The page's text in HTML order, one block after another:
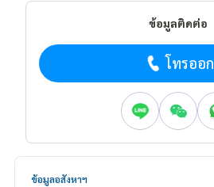
ข้อมูลติดต่อ
โทรออก
ข้อมูลอสังหาฯ